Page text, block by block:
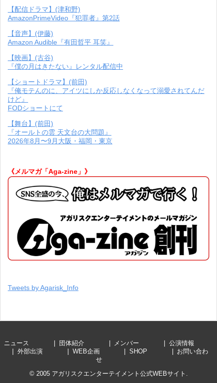
【配信ドラマ】(津和野)
AmazonPrimeVideo『犯罪者』第2話
【音声】(伊藤)
Amazon Audible『有田哲平 耳笑』
【映画】(古谷)
『僕の月はきたない』レンタル配信中
【ショートドラマ】(前田)
『俺モテんのに、アイツにしか反応しなくなって溺愛されてんだ
けど』
FODショートにて
【舞台】(前田)
『オールトの雲 天文台の大問題』
2026年8月〜9月大阪・福岡・東京
《メルマガ「Aga-zine」》
Tweets by Agarisk_Info
ニュース 団体紹介 メンバー
公演情報
外部出演
WEB企画 SHOP
お問い合わ
せ
© 2005 アガリスクエンターテイメント公式WEBサイト .